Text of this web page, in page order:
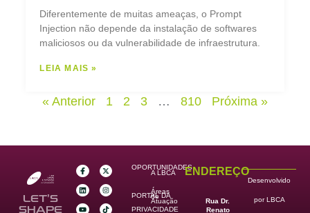
Diferentemente de muitas ameaças, o Prompt
Injection não depende da instalação de softwares
maliciosos ou da vulnerabilidade de infraestrutura.
LEIA MAIS »
« Anterior 1 2 3 … 810 Próxima »
LET’S
SHAPE
OPORTUNIDADES
PORTAL DA
PRIVACIDADE
A LBCA
Áreas
de
Atuação
ENDEREÇO
Rua Dr.
Renato
Desenvolvido
por LBCA